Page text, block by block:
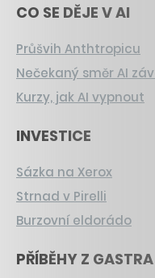
CO SE DĚJE V AI
Průšvih Anthtropicu
Nečekaný směr AI
Kurzy, jak AI vypnout
INVESTICE
Sázka na Xerox
Strnad v Pirelli
Burzovní eldorádo
PŘÍBĚHY Z GASTRA